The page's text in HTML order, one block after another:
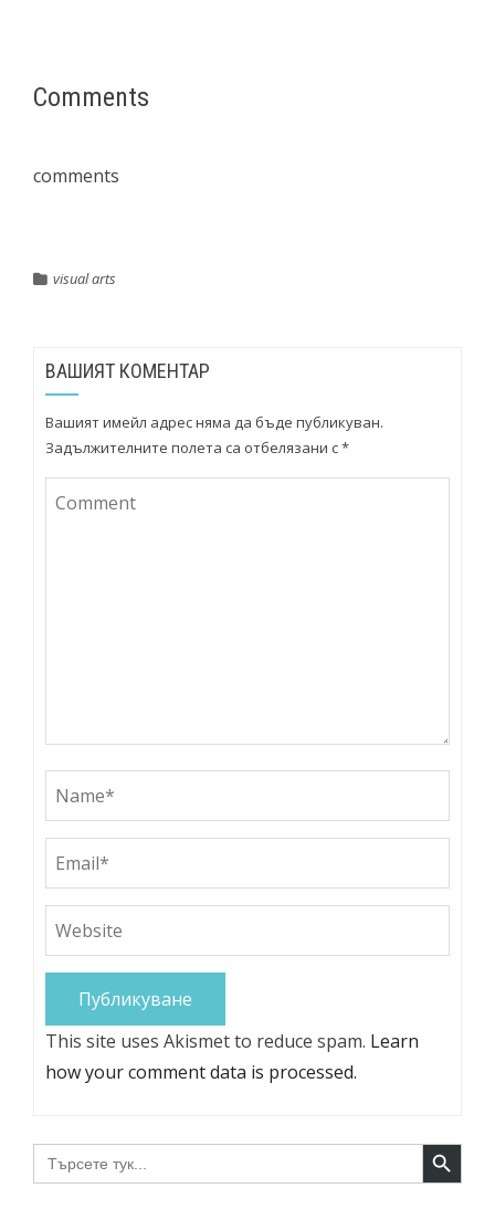
Comments
comments
visual arts
ВАШИЯТ КОМЕНТАР
Вашият имейл адрес няма да бъде публикуван.
Задължителните полета са отбелязани с*
This site uses Akismet to reduce spam. Learn
how your comment data is processed.
Search
for:
Search Button